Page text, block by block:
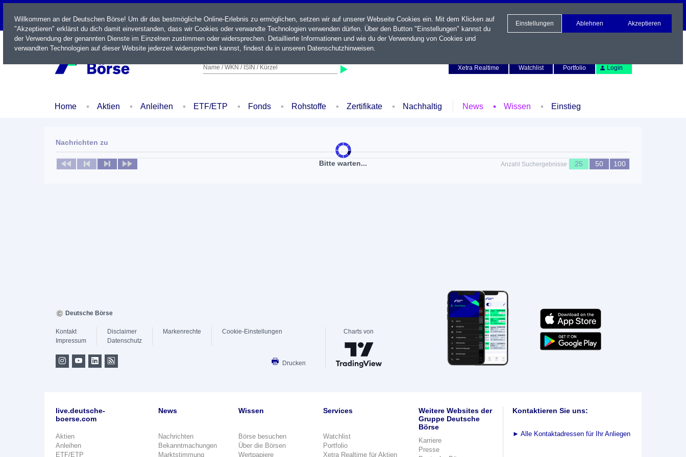
LIVE
Name / WKN / ISIN / Kürzel
Xetra Realtime
Watchlist Portfolio Login
Home Aktien Anleihen ETF/ETP Fonds Rohstoffe Zertifikate Nachhaltig News Wissen Einstieg
Bitte warten...
Nachrichten zu
Keine News verfügbar Anzahl Suchergebnisse 25 50 100
Willkommen an der Deutschen Börse! Um dir das bestmögliche Online-Erlebnis zu ermöglichen, setzen wir auf unserer Webseite Cookies ein. Mit dem Klicken auf
"Akzeptieren" erklärst du dich damit einverstanden, dass wir Cookies oder verwandte Technologien verwenden dürfen. Über den Button "Einstellungen" kannst du
der Verwendung der genannten Dienste im Einzelnen zustimmen oder widersprechen. Detaillierte Informationen und wie du der Verwendung von Cookies und
verwandten Technologien auf dieser Website jederzeit widersprechen kannst, findest du in unseren Datenschutzhinweisen.
Einstellungen Ablehnen Akzeptieren
Deutsche Börse
Kontakt
Impressum
Disclaimer
Datenschutz
Markenrechte Cookie-Einstellungen
Drucken
Charts von
live.deutsche-
boerse.com
Aktien
Anleihen
ETF/ETP
News
Nachrichten
Bekanntmachungen
Marktstimmung
Wissen
Börse besuchen
Über die Börsen
Wertpapiere
Services
Watchlist
Portfolio
Xetra Realtime für Aktien
Weitere Websites der
Gruppe Deutsche
Börse
Karriere
Presse
Kontaktieren Sie uns:
► Alle Kontaktadressen für Ihr Anliegen